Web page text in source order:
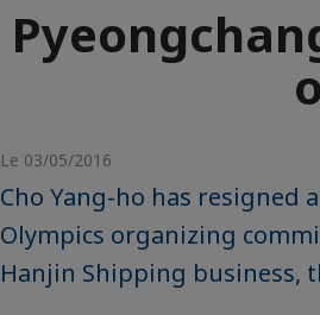
Le 03/05/2016
Cho Yang-ho has resigned
Olympics organizing
Hanjin Shipping business,